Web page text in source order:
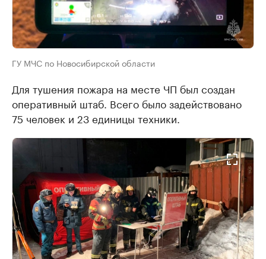
ГУ МЧС по Новосибирской области
Для тушения пожара на месте ЧП был создан
оперативный штаб. Всего было задействовано
75 человек и 23 единицы техники.